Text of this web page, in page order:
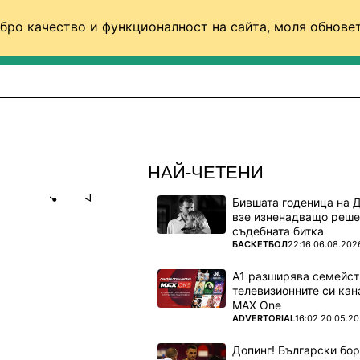
качество и функционалност на сайта, моля
НАЙ-ЧЕТЕНИ
Бившата годеница на
взе изненадващо
съдебната битка
ПОВЕЧЕ ОТ
БАСКЕТБОЛ22:16
А1 разширява
телевизионните си
MAX One
ПОВЕЧЕ ОТ
ADVERTORIAL16:02
Допинг! Български